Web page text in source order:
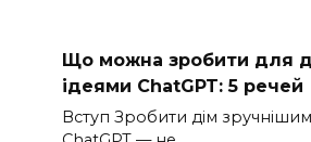
Що можна зробити для
ідеями ChatGPT: 5 речей
Вступ Зробити дім